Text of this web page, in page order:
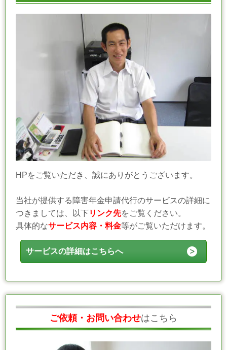
HPをご覧いただき、誠にありがとうございます。
当社が提供する障害年金申請代行のサービスの詳細に
つきましては、以下リンク先をご覧ください。
具体的なサービス内容・料金等がご覧いただけます。
サービスの詳細はこちらへ
ご依頼・お問い合わせはこちら